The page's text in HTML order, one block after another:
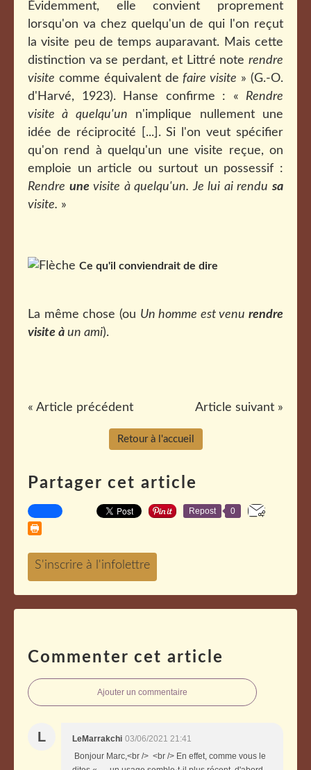
Évidemment, elle convient proprement
lorsqu'on va chez quelqu'un de qui l'on reçut
la visite peu de temps auparavant. Mais cette
distinction va se perdant, et Littré note rendre
visite comme équivalent defaire visite » (G.-O.
d'Harvé, 1923). Hanse confirme : « Rendre
visite à quelqu'un n'implique nullement une
idée de réciprocité [...]. Si l'on veut spécifier
qu'on rend à quelqu'un une visite reçue, on
emploie un article ou surtout un possessif :
Rendre unevisite à quelqu'un. Je lui ai rendusa
visite. »
Ce qu'il conviendrait de dire
La même chose (ou Un homme est venu rendre
visite à un ami).
« Article précédent Article suivant »
Retour à l'accueil
Partager cet article
Repost 0
Commenter cet article
Ajouter un commentaire
L LeMarrakchi 03/06/2021 21:41
Bonjour Marc,<br /> <br /> En effet, comme vous le